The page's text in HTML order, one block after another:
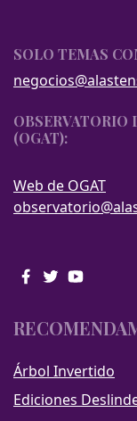
SOLO TEMAS
OBSERVATORIO
(OGAT):
Web de OGAT
Árbol Invertido
Ediciones